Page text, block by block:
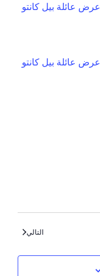
عرض عائلة بيل كانتو
عرض عائلة بيل كانتو
التاليالأحداث